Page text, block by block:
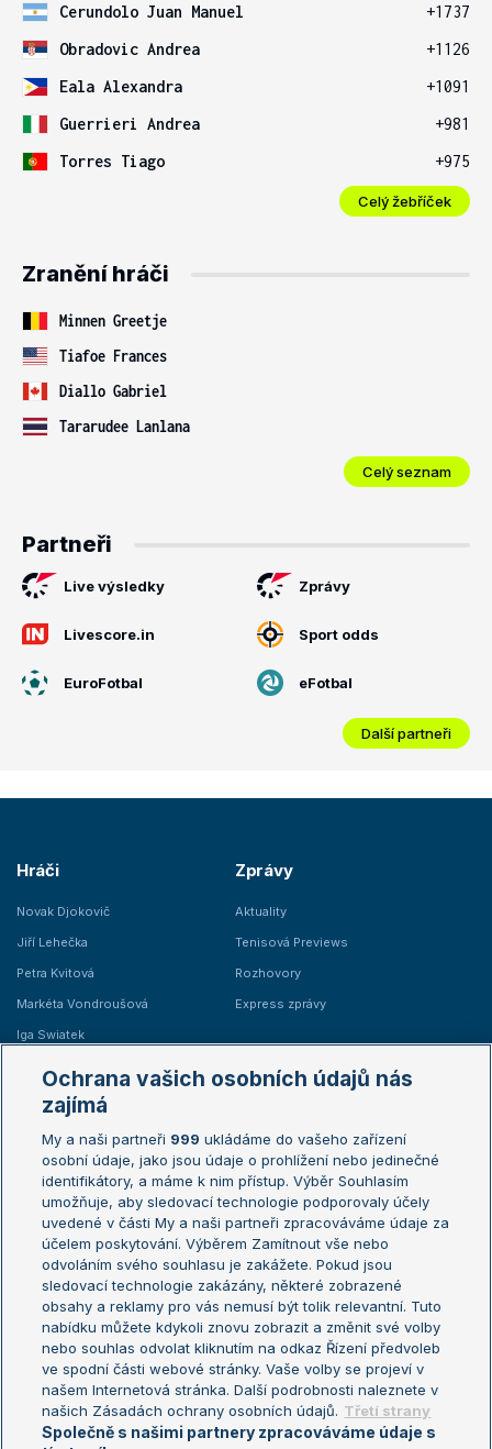
Cerundolo Juan Manuel
+1737
Obradovic Andrea
+1126
Eala Alexandra
+1091
Guerrieri Andrea
+981
Torres Tiago
+975
Celý žebříček
Zranění hráči
Minnen Greetje
Tiafoe Frances
Diallo Gabriel
Tararudee Lanlana
Celý seznam
Partneři
Live výsledky Zprávy
Livescore.in Sport odds
EuroFotbal eFotbal
Další partneři
Hráči
Novak Djokovič
Jiří Lehečka
Petra Kvitová
Markéta Vondroušová
Iga Swiatek
Zprávy
Aktuality
Tenisová Previews
Rozhovory
Express zprávy
Žebříčky
Žebříček ATP (muži)
Žebříček WTA (ženy)
Sázkařský žebříček
Australian Open
French Open
Wimbledon
US Open
Turnaj mistrů
Turnaj mistryň
Aktualní trendy
Fotbalové přestupy
Livesport Daily
LS Prague Open
Ochrana vašich osobních údajů nás
zajímá
My a naši partneři 999 ukládáme do vašeho zařízení
osobní údaje, jako jsou údaje o prohlížení nebo jedinečné
identifikátory, a máme k nim přístup. Výběr Souhlasím
umožňuje, aby sledovací technologie podporovaly účely
uvedené v části My a naši partneři zpracováváme údaje za
účelem poskytování. Výběrem Zamítnout vše nebo
odvoláním svého souhlasu je zakážete. Pokud jsou
sledovací technologie zakázány, některé zobrazené
obsahy a reklamy pro vás nemusí být tolik relevantní. Tuto
nabídku můžete kdykoli znovu zobrazit a změnit své volby
nebo souhlas odvolat kliknutím na odkaz Řízení předvoleb
ve spodní části webové stránky. Vaše volby se projeví v
našem Internetová stránka. Další podrobnosti naleznete v
našich Zásadách ochrany osobních údajů. Třetí strany
Společně s našimi partnery zpracováváme údaje s